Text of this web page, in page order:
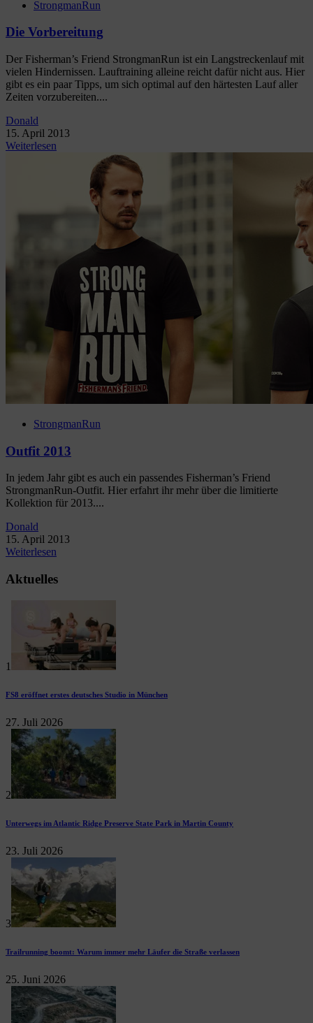
StrongmanRun
Die Vorbereitung
Der Fisherman’s Friend StrongmanRun ist ein Langstreckenlauf mit
vielen Hindernissen. Lauftraining alleine reicht dafür nicht aus. Hier
gibt es ein paar Tipps, um sich optimal auf den härtesten Lauf aller
Zeiten vorzubereiten....
Donald
15. April 2013
Weiterlesen
StrongmanRun
Outfit 2013
In jedem Jahr gibt es auch ein passendes Fisherman’s Friend
StrongmanRun-Outfit. Hier erfahrt ihr mehr über die limitierte
Kollektion für 2013....
Donald
15. April 2013
Weiterlesen
Aktuelles
1
FS8 eröffnet erstes deutsches Studio in München
27. Juli 2026
2
Unterwegs im Atlantic Ridge Preserve State Park in Martin County
23. Juli 2026
3
Trailrunning boomt: Warum immer mehr Läufer die Straße verlassen
25. Juni 2026